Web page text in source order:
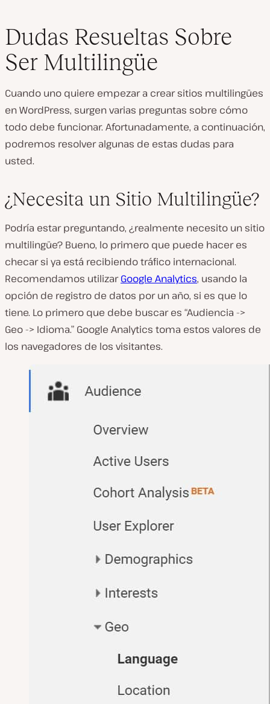
Dudas Resueltas Sobre
Ser Multilingüe
Cuando uno quiere empezar a crear sitios multilingües
en WordPress, surgen varias preguntas sobre cómo
todo debe funcionar. Afortunadamente, a continuación,
podremos resolver algunas de estas dudas para
usted.
¿Necesita un Sitio Multilingüe?
Podría estar preguntando, ¿realmente necesito un sitio
multilingüe? Bueno, lo primero que puede hacer es
checar si ya está recibiendo tráfico internacional.
Recomendamos utilizarGoogle Analytics, usando la
opción de registro de datos por un año, si es que lo
tiene. Lo primero que debe buscar es “Audiencia ->
Geo -> Idioma.” Google Analytics toma estos valores de
los navegadores de los visitantes.